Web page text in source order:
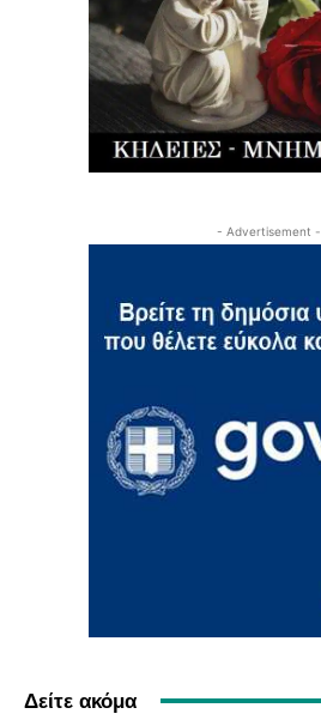
- Advertisement -
Δείτε ακόμα